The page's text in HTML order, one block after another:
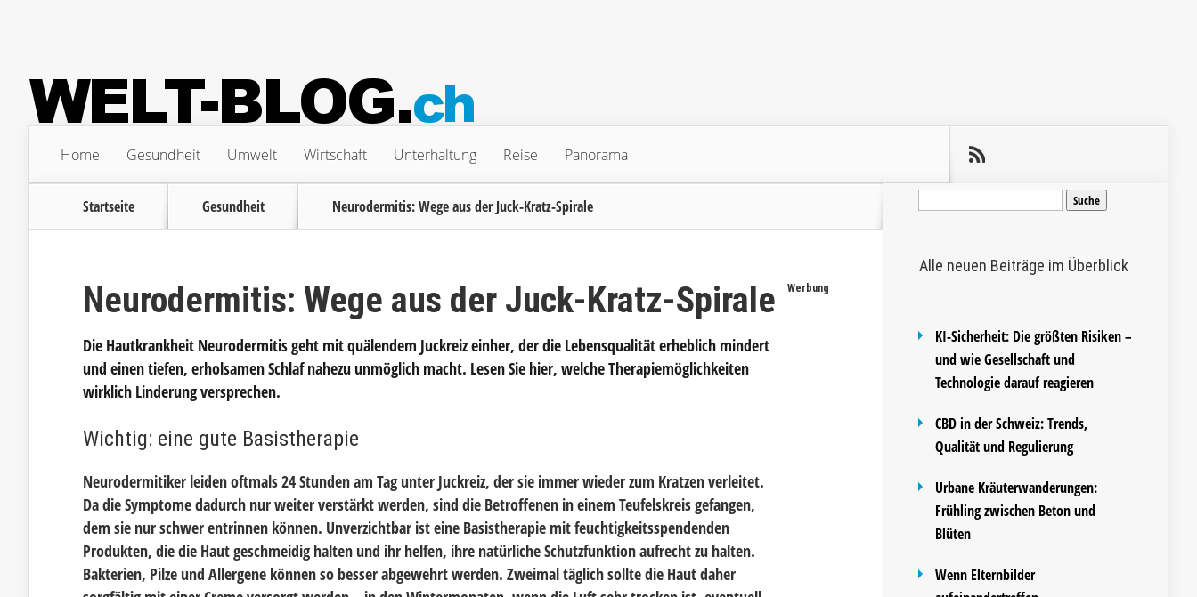
Home Gesundheit Umwelt Wirtschaft Unterhaltung Reise Panorama
Startseite Gesundheit Neurodermitis: Wege aus der Juck-Kratz-Spirale
Neurodermitis: Wege aus der Juck-Kratz-Spirale Werbung
Die Hautkrankheit Neurodermitis geht mit quälendem Juckreiz einher, der die Lebensqualität erheblich mindert
und einen tiefen, erholsamen Schlaf nahezu unmöglich macht. Lesen Sie hier, welche Therapiemöglichkeiten
wirklich Linderung versprechen.
Wichtig: eine gute Basistherapie
Neurodermitiker leiden oftmals 24 Stunden am Tag unter Juckreiz, der sie immer wieder zum Kratzen verleitet.
Da die Symptome dadurch nur weiter verstärkt werden, sind die Betroffenen in einem Teufelskreis gefangen,
dem sie nur schwer entrinnen können. Unverzichtbar ist eine Basistherapie mit feuchtigkeitsspendenden
Produkten, die die Haut geschmeidig halten und ihr helfen, ihre natürliche Schutzfunktion aufrecht zu halten.
Bakterien, Pilze und Allergene können so besser abgewehrt werden. Zweimal täglich sollte die Haut daher
Suche
Alle neuen Beiträge im Überblick
KI-Sicherheit: Die größten Risiken –
und wie Gesellschaft und
Technologie darauf reagieren
CBD in der Schweiz: Trends,
Qualität und Regulierung
Urbane Kräuterwanderungen:
Frühling zwischen Beton und
Blüten
Wenn Elternbilder